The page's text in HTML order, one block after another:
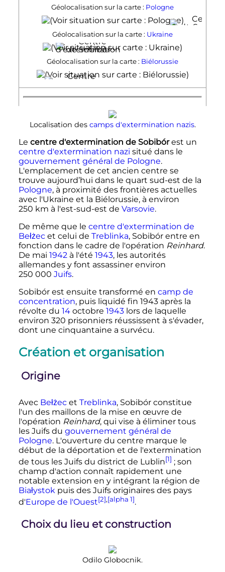
Géolocalisation sur la carte : Pologne
Géolocalisation sur la carte : Ukraine
Géolocalisation sur la carte : Biélorussie
Localisation des camps d'extermination nazis.
Le centre d'extermination de Sobibórest un
centre d'extermination nazi situé dans le
gouvernement général de Pologne.
L'emplacement de cet ancien centre se
trouve aujourd’hui dans le quart sud-est de la
Pologne, à proximité des frontières actuelles
avec l'Ukraine et la Biélorussie, à environ
250 km à l'est-sud-est de Varsovie.
De même que le centre d'extermination de
Bełżecet celui de Treblinka, Sobibór entre en
fonction dans le cadre de l'opération Reinhard.
De mai 1942 à l'été 1943, les autorités
allemandes y font assassiner environ
250 000 Juifs.
Sobibór est ensuite transformé en camp de
concentration, puis liquidé fin 1943 après la
révolte du 14octobre 1943lors de laquelle
environ 320 prisonniersréussissent à s'évader,
dont une cinquantaine a survécu.
Création et organisation
Origine
Avec Bełżecet Treblinka, Sobibór constitue
l'un des maillons de la mise en œuvre de
l'opération Reinhard, qui vise à éliminer tous
les Juifs du gouvernement général de
Pologne. L'ouverture du centre marque le
début de la déportation et de l'extermination
de tous les Juifs du district de Lublin[1] ; son
champ d'action connaît rapidement une
notable extension en y intégrant la région de
Białystokpuis des Juifs originaires des pays
d'Europe de l'Ouest[2],[alpha 1].
Choix du lieu et construction
Odilo Globocnik.